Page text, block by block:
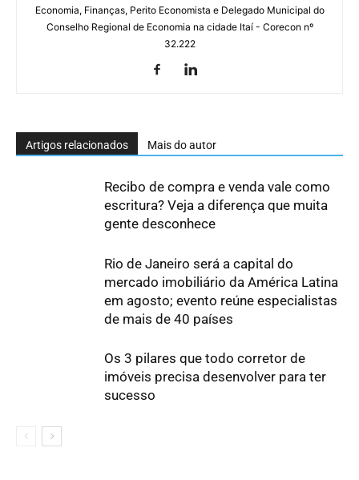
Economia, Finanças, Perito Economista e Delegado Municipal do
Conselho Regional de Economia na cidade Itaí - Corecon nº
32.222
Artigos relacionados Mais do autor
Recibo de compra e venda vale como
escritura? Veja a diferença que muita
gente desconhece
Rio de Janeiro será a capital do
mercado imobiliário da América Latina
em agosto; evento reúne especialistas
de mais de 40 países
Os 3 pilares que todo corretor de
imóveis precisa desenvolver para ter
sucesso